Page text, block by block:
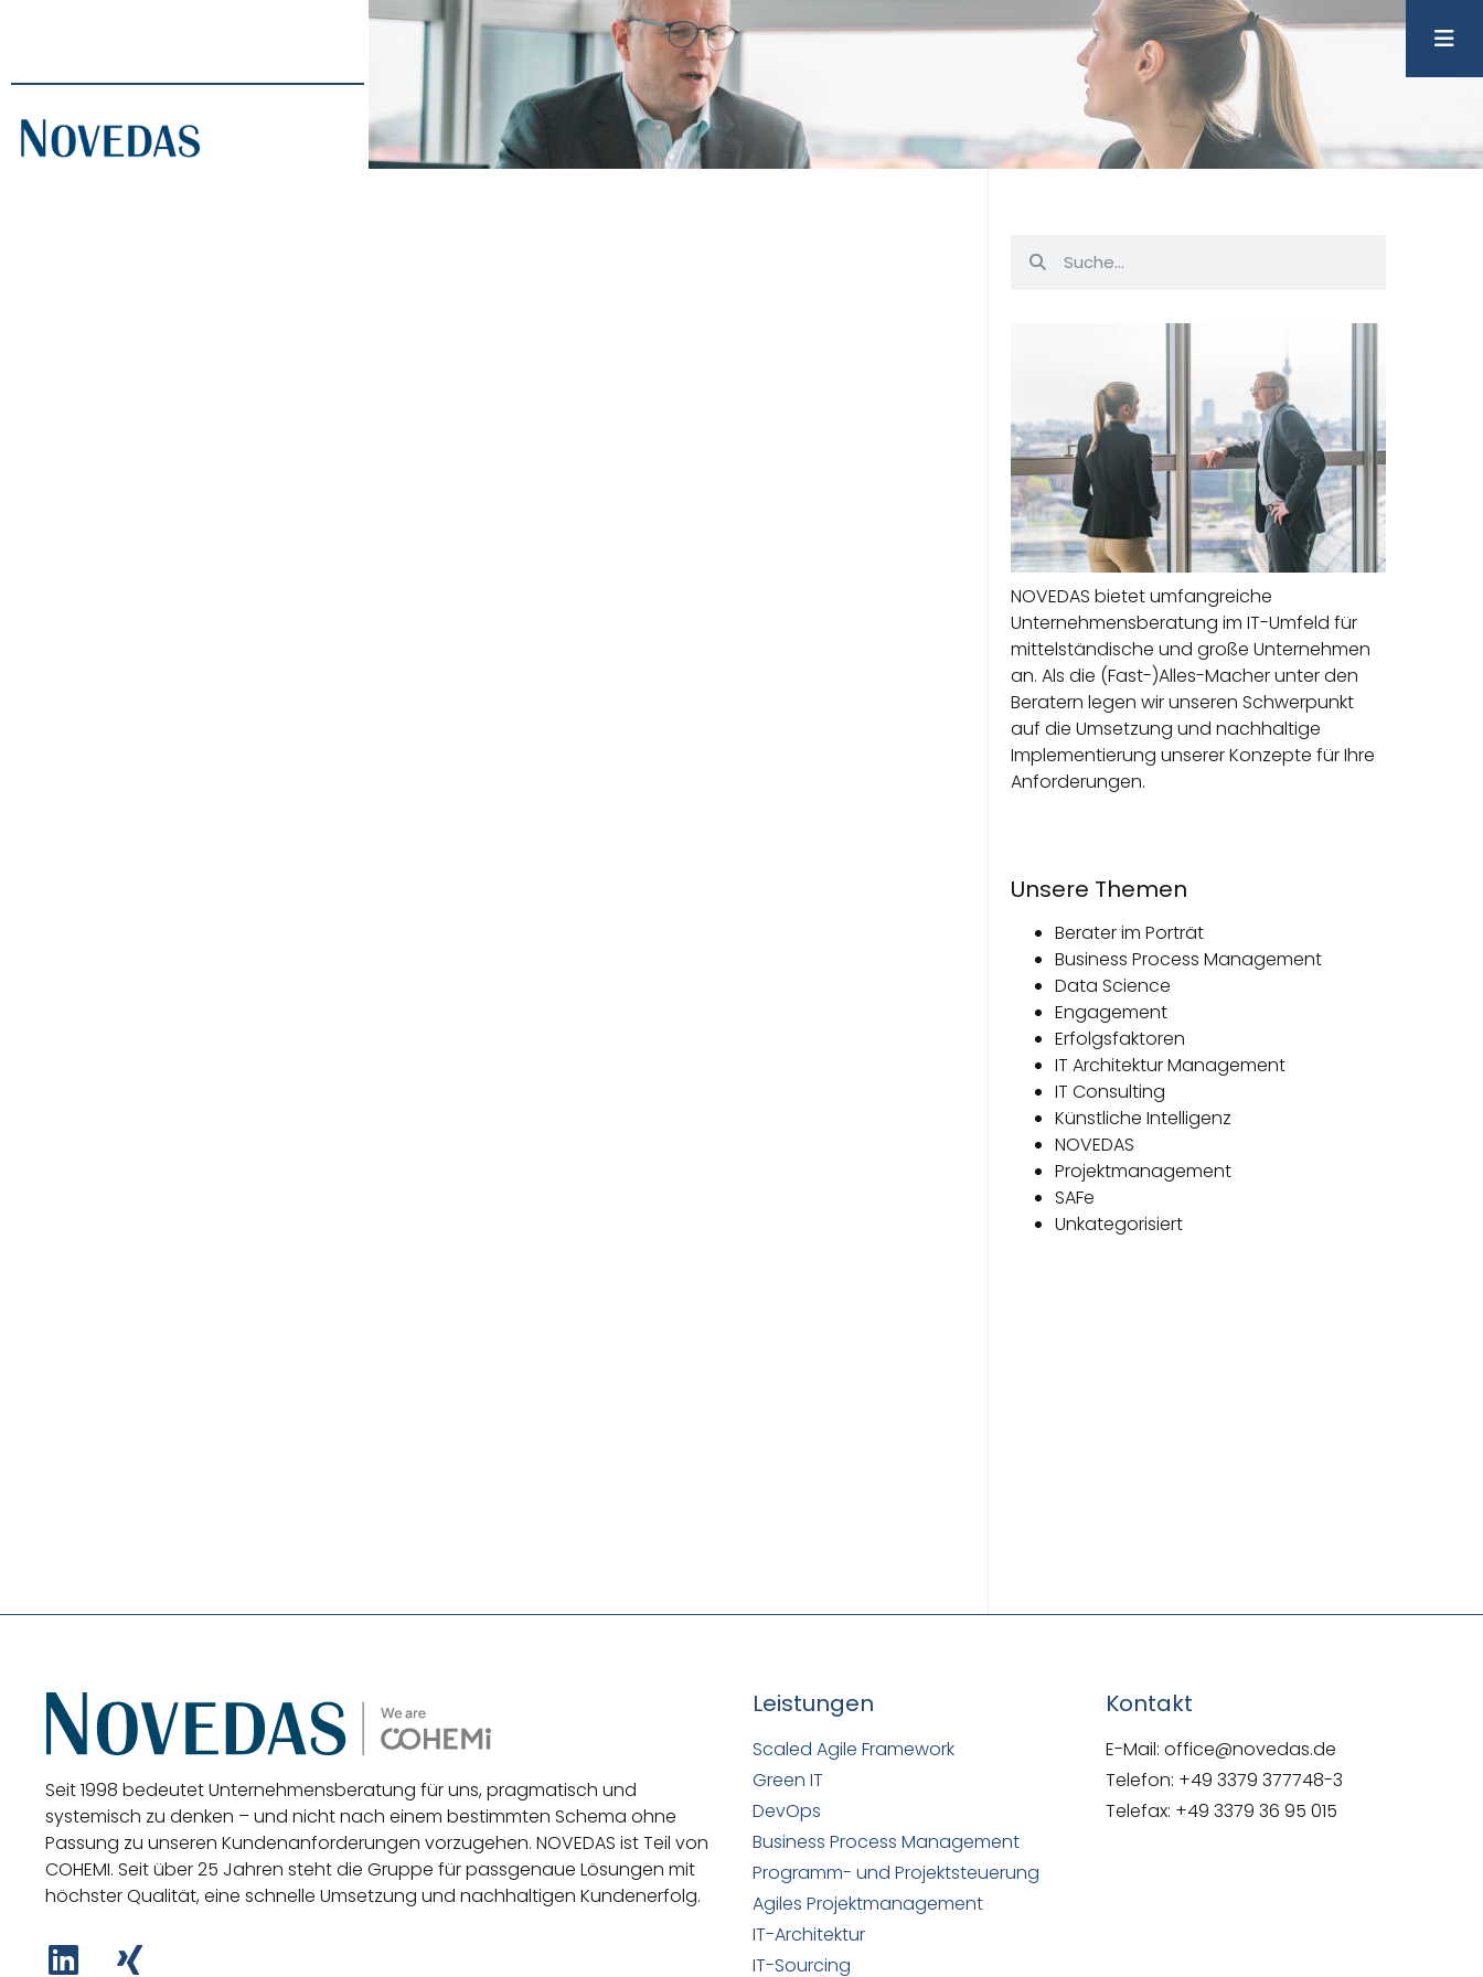
NOVEDAS bietet umfangreiche
Unternehmensberatung im IT-Umfeld für
mittelständische und große Unternehmen
an. Als die (Fast-)Alles-Macher unter den
Beratern legen wir unseren Schwerpunkt
auf die Umsetzung und nachhaltige
Implementierung unserer Konzepte für Ihre
Anforderungen.
Unsere Themen
Berater im Porträt
Business Process Management
Data Science
Engagement
Erfolgsfaktoren
IT Architektur Management
IT Consulting
Künstliche Intelligenz
NOVEDAS
Projektmanagement
SAFe
Unkategorisiert
Seit 1998 bedeutet Unternehmensberatung für uns, pragmatisch und
systemisch zu denken – und nicht nach einem bestimmten Schema ohne
Passung zu unseren Kundenanforderungen vorzugehen. NOVEDAS ist Teil von
COHEMI. Seit über 25 Jahren steht die Gruppe für passgenaue Lösungen mit
höchster Qualität, eine schnelle Umsetzung und nachhaltigen Kundenerfolg.
Leistungen
Scaled Agile Framework
Green IT
DevOps
Business Process Management
Programm- und Projektsteuerung
Agiles Projektmanagement
IT-Architektur
IT-Sourcing
Kontakt
E-Mail: office@novedas.de
Telefon: +49 3379 377748-3
Telefax: +49 3379 36 95 015